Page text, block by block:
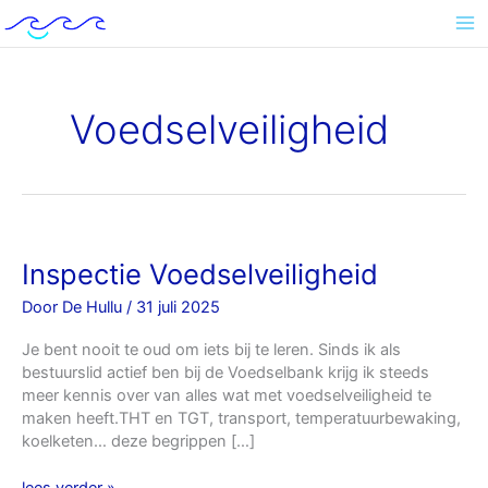
naar
Voedselveiligheid
Inspectie Voedselveiligheid
Door De Hullu / 31 juli 2025
Je bent nooit te oud om iets bij te leren. Sinds ik als
bestuurslid actief ben bij de Voedselbank krijg ik steeds
meer kennis over van alles wat met voedselveiligheid te
maken heeft.THT en TGT, transport, temperatuurbewaking,
koelketen… deze begrippen […]
Inspectie
Voedselveiligheid